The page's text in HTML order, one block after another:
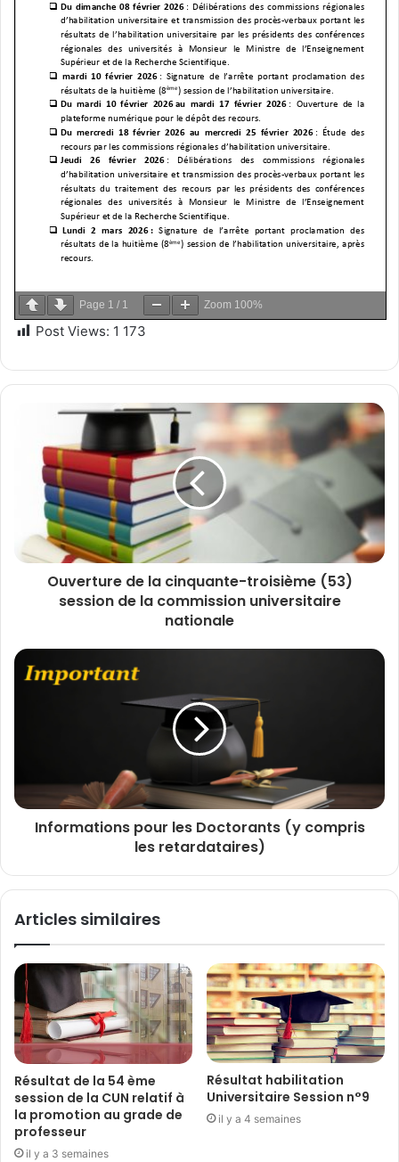
Page 1 / 1 Zoom 100%
Post Views: 1 173
Ouverture de la cinquante-troisième (53)
session de la commission universitaire
nationale
Informations pour les Doctorants (y compris
les retardataires)
Articles similaires
Résultat de la 54 ème
session de la CUN relatif à
la promotion au grade de
professeur
il y a 3 semaines
Résultat habilitation
Universitaire Session n°9
il y a 4 semaines